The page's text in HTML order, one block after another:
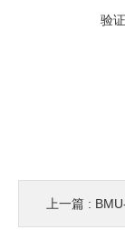
验
上一篇 : BMU-